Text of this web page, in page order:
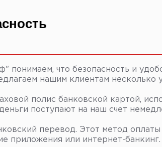
понимаем, что безопасность и
нашим клиентам несколько
полис банковской картой,
поступают на наш счет
перевод. Этот метод
приложения или интернет-банкинг.